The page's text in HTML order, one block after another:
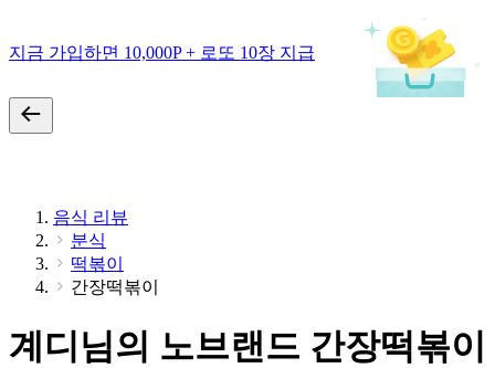
지금 가입하면 10,000P + 로또 10장 지급
음식 리뷰
분식
떡볶이
간장떡볶이
계디님의 노브랜드 간장떡볶이